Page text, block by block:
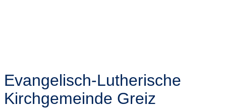
Evangelisch-Lutherische
Kirchgemeinde Greiz